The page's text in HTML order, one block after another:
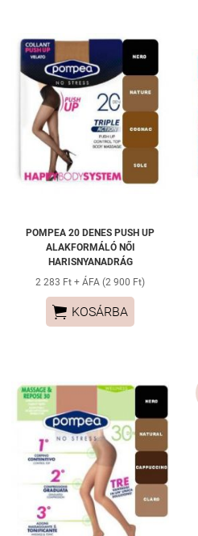
POMPEA 20 DENES PUSH UP
ALAKFORMÁLÓ NŐI
HARISNYANADRÁG
2 283 Ft + ÁFA (2 900 Ft)
 KOSÁRBA